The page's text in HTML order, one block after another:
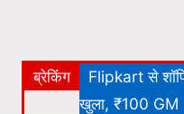
ब्रेकिंग Flipkart से
खुला, ₹100 GM